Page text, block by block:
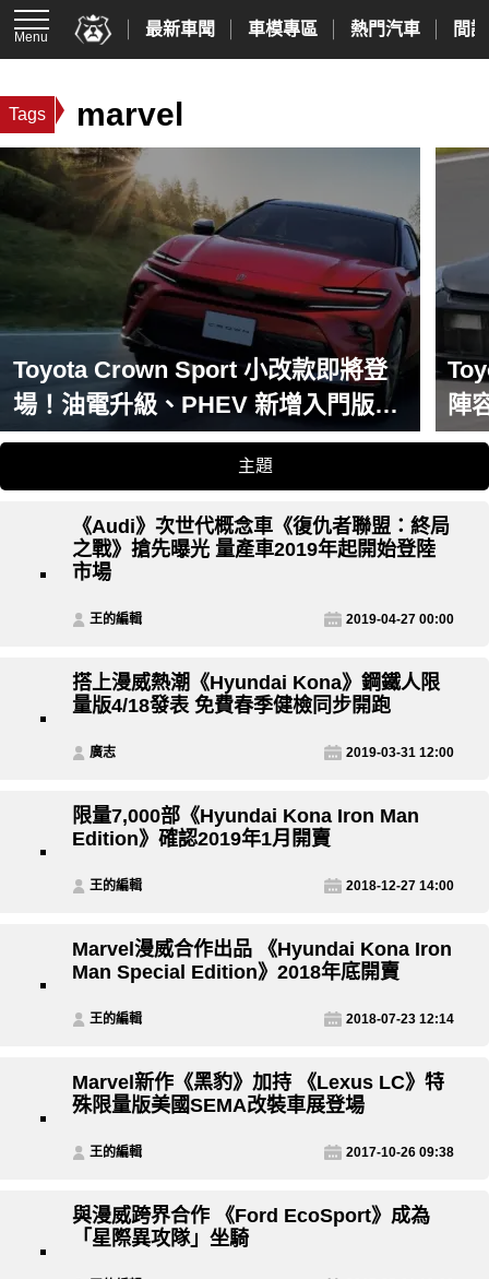
Menu 最新車聞 車模專區 熱門汽車 間
Tags marvel
Toyota Crown Sport 小改款即將登
場！油電升級、PHEV 新增入門版，
台灣導入更有譜
陣
主題
《Audi》次世代概念車《復仇者聯盟：終局
之戰》搶先曝光 量產車2019年起開始登陸
市場
王的編輯 2019-04-27 00:00
搭上漫威熱潮《Hyundai Kona》鋼鐵人限
量版4/18發表 免費春季健檢同步開跑
廣志 2019-03-31 12:00
限量7,000部《Hyundai Kona Iron Man
Edition》確認2019年1月開賣
王的編輯 2018-12-27 14:00
Marvel漫威合作出品 《Hyundai Kona Iron
Man Special Edition》2018年底開賣
王的編輯 2018-07-23 12:14
Marvel新作《黑豹》加持 《Lexus LC》特
殊限量版美國SEMA改裝車展登場
王的編輯 2017-10-26 09:38
與漫威跨界合作 《Ford EcoSport》成為
「星際異攻隊」坐騎